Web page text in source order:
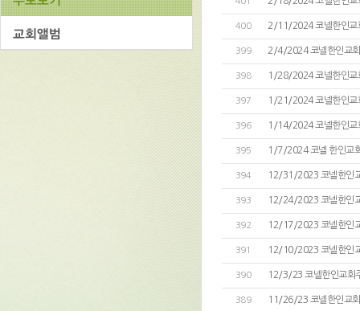
400 2/11/2024 코넬한인교
399 2/4/2024 코넬한인교
398 1/28/2024 코넬한인교
397 1/21/2024 코넬한인교
396 1/14/2024 코넬한인교
395 1/7/2024 코넬 한인교
394 12/31/2023 코넬한인
393 12/24/2023 코넬한인
392 12/17/2023 코넬한인
391 12/10/2023 코넬한인
390 12/3/23 코넬한인교회
389 11/26/23 코넬한인교